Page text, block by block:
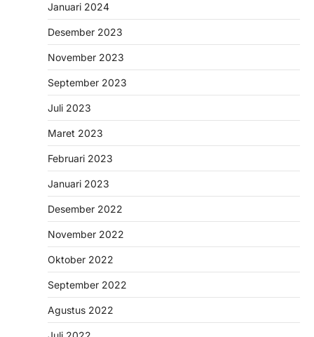
Januari 2024
Desember 2023
November 2023
September 2023
Juli 2023
Maret 2023
Februari 2023
Januari 2023
Desember 2022
November 2022
Oktober 2022
September 2022
Agustus 2022